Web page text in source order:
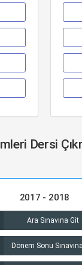
Dersi
2017 - 2018
Ara Sınavına Git
Dönem Sonu